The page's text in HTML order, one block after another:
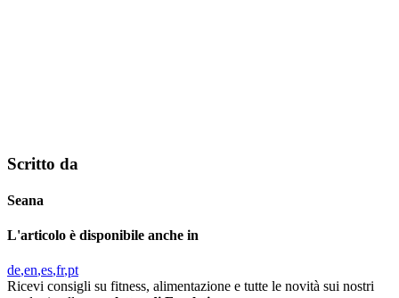
Scritto da
Seana
L'articolo è disponibile anche in
de en es fr pt
Ricevi consigli su fitness, alimentazione e tutte le novità sui nostri